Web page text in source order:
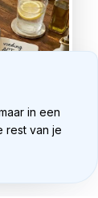
in een
rest van je